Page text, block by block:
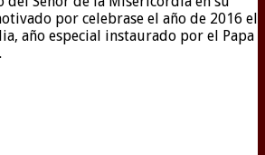
por celebrase el año de 2016 el
año especial instaurado por el Papa